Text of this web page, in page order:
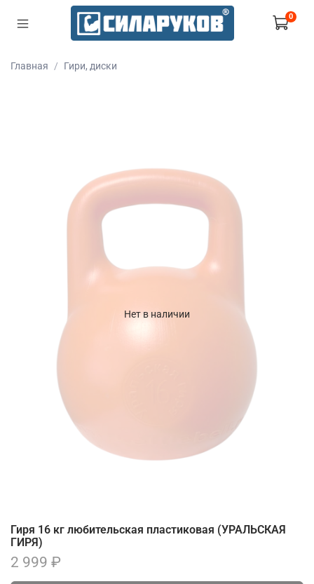
0
Главная Гири, диски
Нет в наличии
Гиря 16 кг любительская пластиковая (УРАЛЬСКАЯ
ГИРЯ)
2 999 ₽